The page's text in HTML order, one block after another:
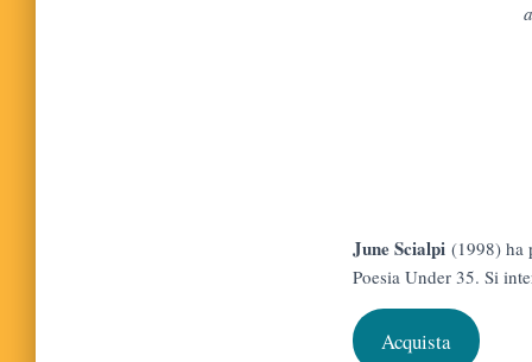
June Scialpi (1998)
Poesia Under 35. Si
Acquista